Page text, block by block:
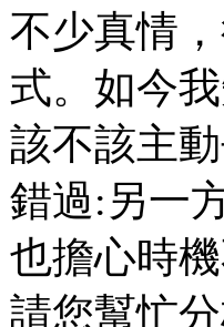
不少真情
式。如今
該不該主
錯過:另一
也擔心時
請您幫忙